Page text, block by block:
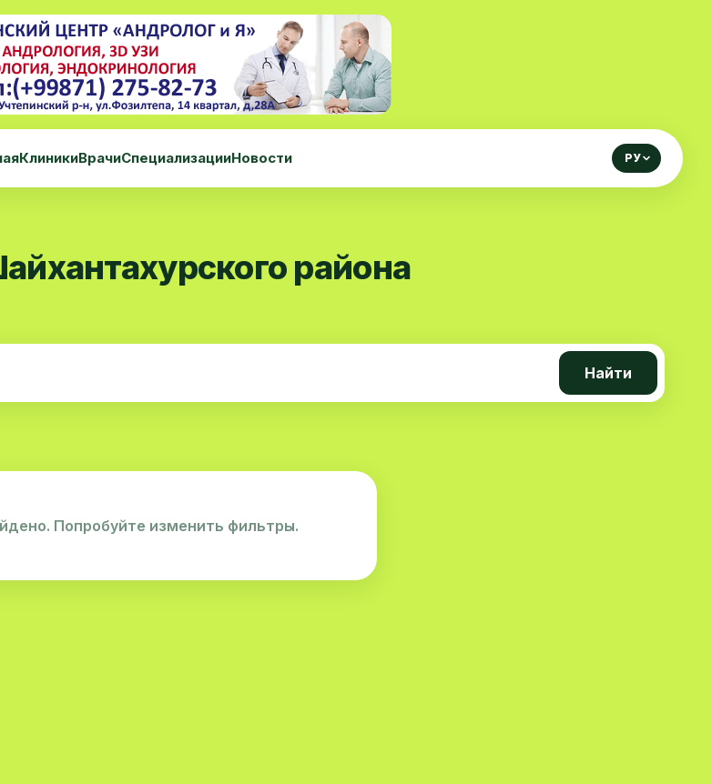
КлиникиВрачиСпециализацииНовости РУ
района
Найти
Попробуйте изменить фильтры.